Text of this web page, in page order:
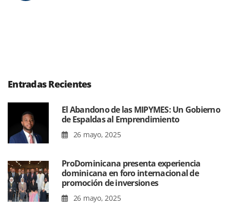
Entradas Recientes
El Abandono de las MIPYMES: Un Gobierno
de Espaldas al Emprendimiento
26 mayo, 2025
ProDominicana presenta experiencia
dominicana en foro internacional de
promoción de inversiones
26 mayo, 2025